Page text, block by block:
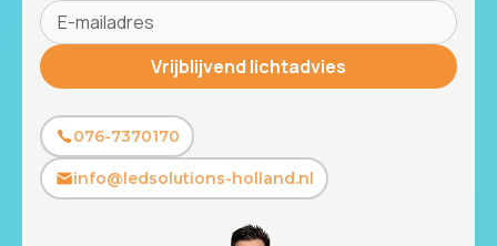
076-7370170
info@ledsolutions-holland.nl